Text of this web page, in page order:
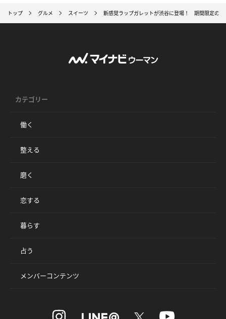
トップ グルメ スイーツ 新感覚ラップガレットが渋谷に登場！ 期間限定の味
カテゴリー
働く
整える
磨く
恋する
暮らす
占う
メンバーコンテンツ